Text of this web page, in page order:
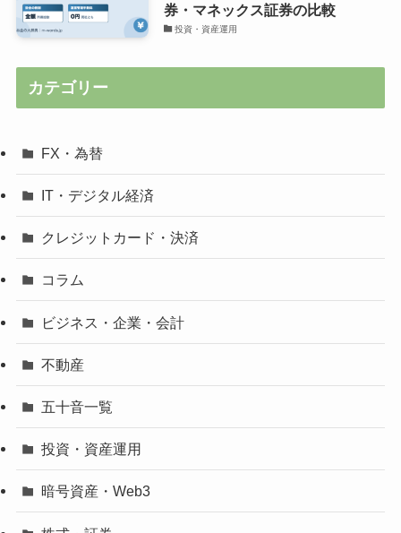
券・マネックス証券の比較
投資・資産運用
カテゴリー
FX・為替
IT・デジタル経済
クレジットカード・決済
コラム
ビジネス・企業・会計
不動産
五十音一覧
投資・資産運用
暗号資産・Web3